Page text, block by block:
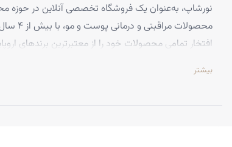
نورشاپ، به‌عنوان یک فروشگاه تخصصی آنلاین در حوزه
افتخار تمامی محصولات خود را از معتبرترین برندهای
تخصص ما ارائه محصولاتی است که از کیفیت و استانداردهای
بیشتر